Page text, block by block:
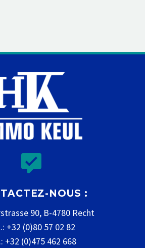


NOUS :
90, B-4780 Recht
+32 (0)80 57 02 82
+32 (0)475 462 668